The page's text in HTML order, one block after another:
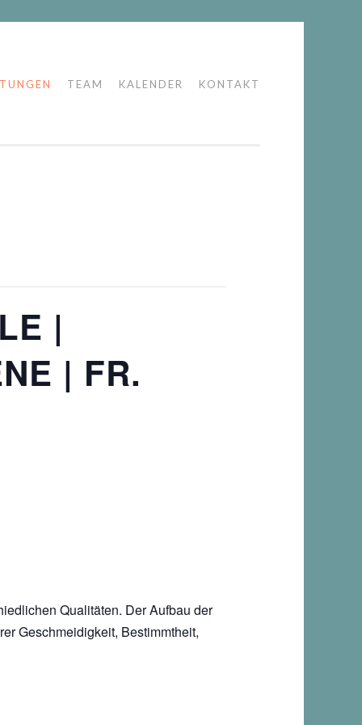
TEAM KALENDER KONTAKT
|
| FR.
Qualitäten. Der Aufbau der
Geschmeidigkeit, Bestimmtheit,